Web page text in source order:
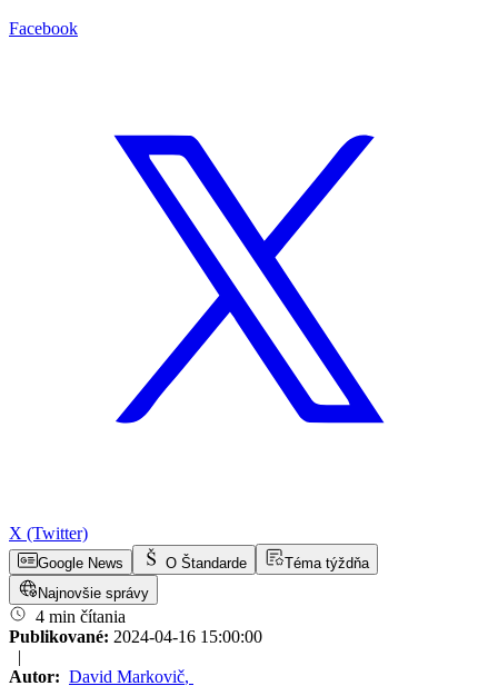
Facebook
X (Twitter)
Google News O Štandarde
Téma týždňa
Najnovšie správy
4 min čítania
Publikované: 2024-04-16 15:00:00
|
Autor: David Markovič,